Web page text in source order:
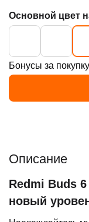
Основной цвет
Бонусы за
Описание
Redmi Buds
новый